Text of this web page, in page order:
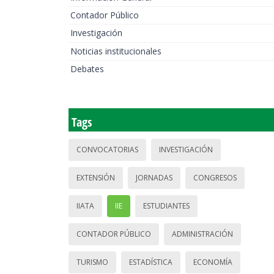
Contador Público
Investigación
Noticias institucionales
Debates
Tags
CONVOCATORIAS INVESTIGACIÓN
EXTENSIÓN JORNADAS CONGRESOS
IIATA IIE ESTUDIANTES
CONTADOR PÚBLICO ADMINISTRACIÓN
TURISMO ESTADÍSTICA ECONOMÍA